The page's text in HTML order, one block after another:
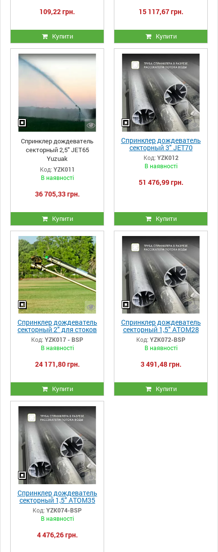
109,22 грн.
Купити
15 117,67 грн.
Купити
Спринклер дождеватель
секторный 2,5" JET65
Yuzuak
Код: YZK011
В наявності
36 705,33 грн.
Купити
Спринклер дождеватель
секторный 3" JET70
Yuzuak
Код: YZK012
В наявності
51 476,99 грн.
Купити
Спринклер дождеватель
секторный 2" для стоков
и грязной воды JET50Т
Yuzuak
Код: YZK017 - BSP
В наявності
24 171,80 грн.
Купити
Спринклер дождеватель
секторный 1,5" ATOM28
Yuzuak латунный
фиксатор
Код: YZK072-BSP
В наявності
3 491,48 грн.
Купити
Спринклер дождеватель
секторный 1,5" ATOM35
Yuzuak латунный
фиксатор
Код: YZK074-BSP
В наявності
4 476,26 грн.